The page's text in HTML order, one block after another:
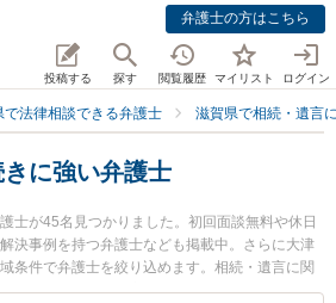
弁護士の方はこちら
投稿する 探す 閲覧履歴 マイリスト ログイン
で法律相談できる弁護士 滋賀県で相続・遺言
に強い弁護士
士が45名見つかりました。初回面談無料や休日
決事例を持つ弁護士なども掲載中。さらに大津
条件で弁護士を絞り込めます。相続・遺言に関
認知症の相続、遺産分割等の細かな分野での絞